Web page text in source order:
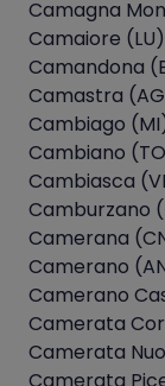
Camagna
Camaiore (LU)
Camandona
Camastra
Cambiago
Cambiano
Cambiasca
Camburzano
Camerana
Camerano
Camerano
Camerata
Camerata